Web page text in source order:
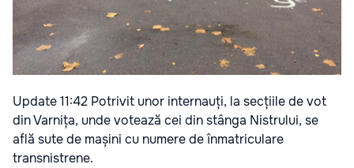
Update 11:42 Potrivit unor internauți, la secțiile de vot
din Varnița, unde votează cei din stânga Nistrului, se
află sute de mașini cu numere de înmatriculare
transnistrene.